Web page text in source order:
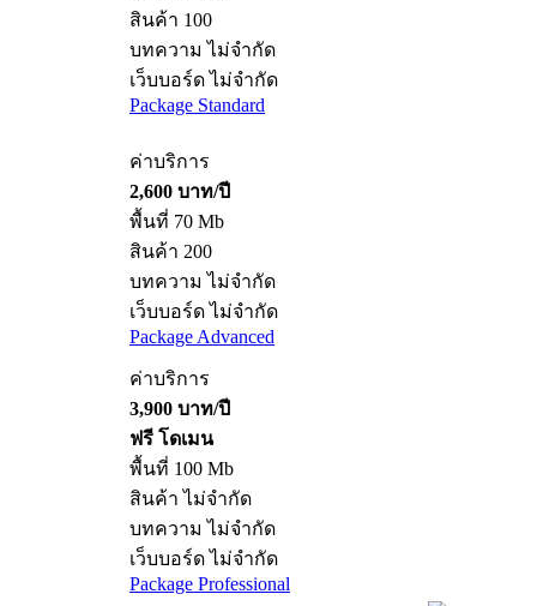
สินค้า 100
บทความ ไม่จำกัด
เว็บบอร์ด ไม่จำกัด
Package Standard
ค่าบริการ
2,600 บาท/ปี
พื้นที่ 70 Mb
สินค้า 200
บทความ ไม่จำกัด
เว็บบอร์ด ไม่จำกัด
Package Advanced
ค่าบริการ
3,900 บาท/ปี
ฟรี โดเมน
พื้นที่ 100 Mb
สินค้า ไม่จำกัด
บทความ ไม่จำกัด
เว็บบอร์ด ไม่จำกัด
Package Professional